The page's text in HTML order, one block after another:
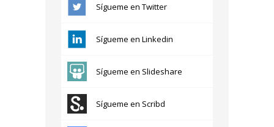
Sígueme en Twitter
Sígueme en Linkedin
Sígueme en Slideshare
Sígueme en Scribd